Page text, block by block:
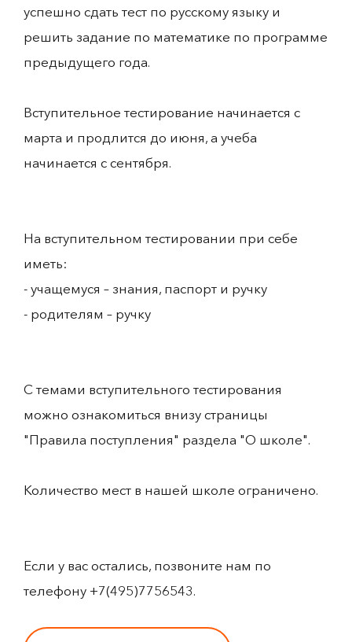
успешно сдать тест по русскому языку и
решить задание по математике по программе
предыдущего года.
Вступительное тестирование начинается с
марта и продлится до июня, а учеба
начинается с сентября.
На вступительном тестировании при себе
иметь:
- учащемуся – знания, паспорт и ручку
- родителям – ручку
С темами вступительного тестирования
можно ознакомиться внизу страницы
"Правила поступления" раздела "О школе".
Количество мест в нашей школе ограничено.
Если у вас остались, позвоните нам по
телефону +7(495)7756543.